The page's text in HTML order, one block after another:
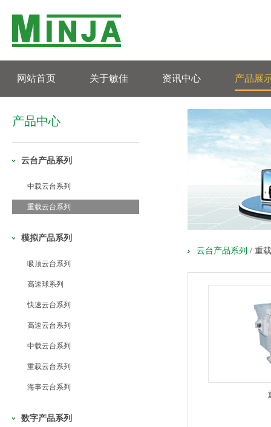
网站首页 关于敏佳 资讯中心 产品展
产品中心
云台产品系列
中载云台系列
重载云台系列
模拟产品系列
吸顶云台系列
高速球系列
快速云台系列
高速云台系列
中载云台系列
重载云台系列
海事云台系列
数字产品系列
云台产品系列 / 重